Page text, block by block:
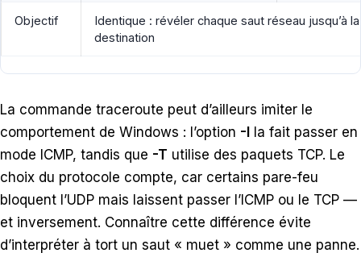
Objectif
Identique : révéler chaque saut réseau jusqu’à la
destination
La commande traceroute peut d’ailleurs imiter le
comportement de Windows : l’option -I
la fait passer en
mode ICMP, tandis que -T utilise des paquets TCP. Le
choix du protocole compte, car certains pare-feu
bloquent l’UDP mais laissent passer l’ICMP ou le TCP —
et inversement. Connaître cette différence évite
d’interpréter à tort un saut « muet » comme une panne.